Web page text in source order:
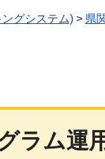
グシステム) > 県
ラム運